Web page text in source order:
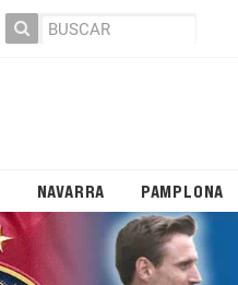
NAVARRA PAMPLONA